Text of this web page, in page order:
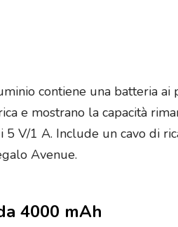
contiene una batteria
e mostrano la capacità
V/1 A. Include un cavo di
Avenue.
4000 mAh